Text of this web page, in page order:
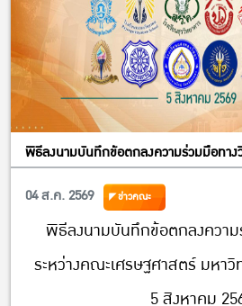
พิธีลงนามบันทึกข้อตกลงความร่วมมือทาง
04 ส.ค. 2569
ข่าวคณะ
พิธีลงนามบันทึกข้อตกลงความ
ระหว่างคณะเศรษฐศาสตร์ มหา
5 สิงหาคม